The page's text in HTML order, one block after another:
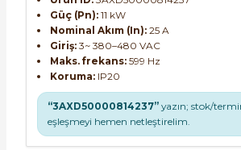
Güç (Pn): 11 kW
Nominal Akım (In): 25 A
Giriş: 3~ 380–480 VAC
Maks. frekans: 599 Hz
Koruma: IP20
“3AXD50000814237” yazın; stok/
eşleşmeyi hemen netleştirelim.